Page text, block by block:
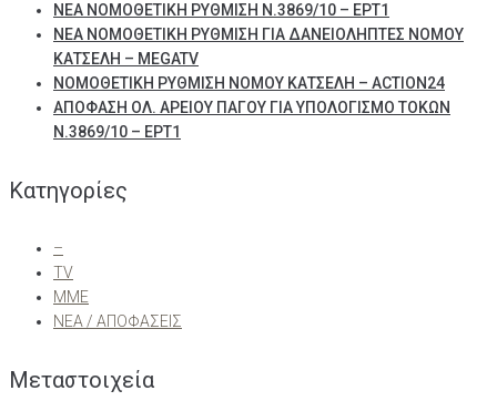
ΝΕΑ ΝΟΜΟΘΕΤΙΚΗ ΡΥΘΜΙΣΗ Ν.3869/10 – ΕΡΤ1
ΝΕΑ ΝΟΜΟΘΕΤΙΚΗ ΡΥΘΜΙΣΗ ΓΙΑ ΔΑΝΕΙΟΛΗΠΤΕΣ ΝΟΜΟΥ
ΚΑΤΣΕΛΗ – MEGATV
ΝΟΜΟΘΕΤΙΚΗ ΡΥΘΜΙΣΗ ΝΟΜΟΥ ΚΑΤΣΕΛΗ – ACTION24
ΑΠΟΦΑΣΗ ΟΛ. ΑΡΕΙΟΥ ΠΑΓΟΥ ΓΙΑ ΥΠΟΛΟΓΙΣΜΟ ΤΟΚΩΝ
Ν.3869/10 – ΕΡΤ1
Kατηγορίες
–
TV
ΜΜΕ
ΝΕΑ / ΑΠΟΦΑΣΕΙΣ
Μεταστοιχεία